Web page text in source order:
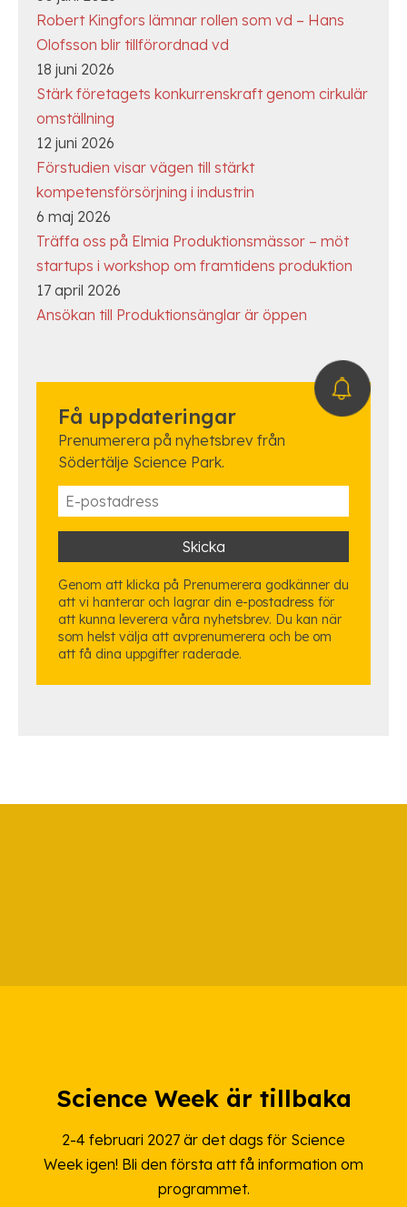
Robert Kingfors lämnar rollen som vd – Hans
Olofsson blir tillförordnad vd
18 juni 2026
Stärk företagets konkurrenskraft genom cirkulär
omställning
12 juni 2026
Förstudien visar vägen till stärkt
kompetensförsörjning i industrin
6 maj 2026
Träffa oss på Elmia Produktionsmässor – möt
startups i workshop om framtidens produktion
17 april 2026
Ansökan till Produktionsänglar är öppen
Få uppdateringar
Prenumerera på nyhetsbrev från
Södertälje Science Park.
Genom att klicka på Prenumerera godkänner du
att vi hanterar och lagrar din e-postadress för
att kunna leverera våra nyhetsbrev. Du kan när
som helst välja att avprenumerera och be om
att få dina uppgifter raderade.
Science Week är tillbaka
2-4 februari 2027 är det dags för Science
Week igen! Bli den första att få information om
programmet.